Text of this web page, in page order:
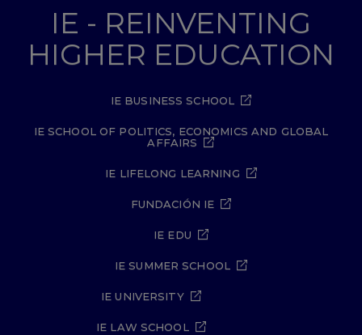
IE - REINVENTING
HIGHER EDUCATION
IE BUSINESS SCHOOL
IE SCHOOL OF POLITICS, ECONOMICS AND GLOBAL
AFFAIRS
IE LIFELONG LEARNING
FUNDACIÓN IE
IE EDU
IE SUMMER SCHOOL
IE UNIVERSITY
IE LAW SCHOOL